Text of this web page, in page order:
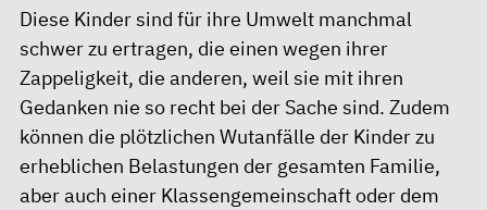
Diese Kinder sind für ihre Umwelt manchmal
schwer zu ertragen, die einen wegen ihrer
Zappeligkeit, die anderen, weil sie mit ihren
Gedanken nie so recht bei der Sache sind. Zudem
können die plötzlichen Wutanfälle der Kinder zu
erheblichen Belastungen der gesamten Familie,
aber auch einer Klassengemeinschaft oder dem